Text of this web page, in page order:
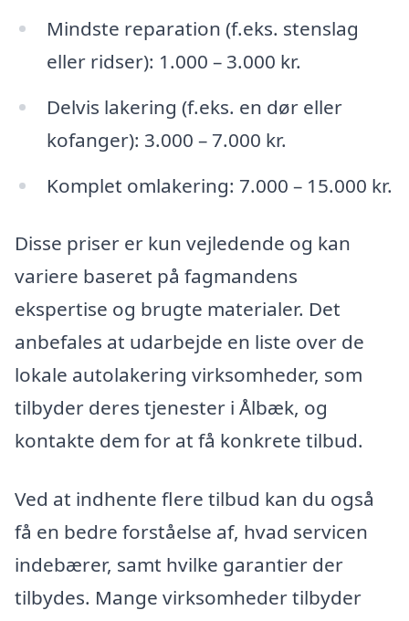
Mindste reparation (f.eks. stenslag
eller ridser): 1.000 – 3.000 kr.
Delvis lakering (f.eks. en dør eller
kofanger): 3.000 – 7.000 kr.
Komplet omlakering: 7.000 – 15.000 kr.
Disse priser er kun vejledende og kan
variere baseret på fagmandens
ekspertise og brugte materialer. Det
anbefales at udarbejde en liste over de
lokale autolakering virksomheder, som
tilbyder deres tjenester i Ålbæk, og
kontakte dem for at få konkrete tilbud.
Ved at indhente flere tilbud kan du også
få en bedre forståelse af, hvad servicen
indebærer, samt hvilke garantier der
tilbydes. Mange virksomheder tilbyder